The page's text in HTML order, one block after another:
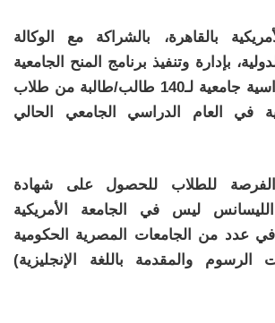
بالقاهرة، بالشراكة مع الوكالة
بإدارة وتنفيذ برنامج المنح الجامعية
الذي يقدم منح دراسية جامعية لـ140 طالب/طالبة من طلاب
في العام الدراسي الجامعي الحالي
الفرصة للطلاب للحصول على شهادة
الليسانس ليس في الجامعة الأمريكية
عدد من الجامعات المصرية الحكومية
والمقدمة باللغة الإنجليزية)